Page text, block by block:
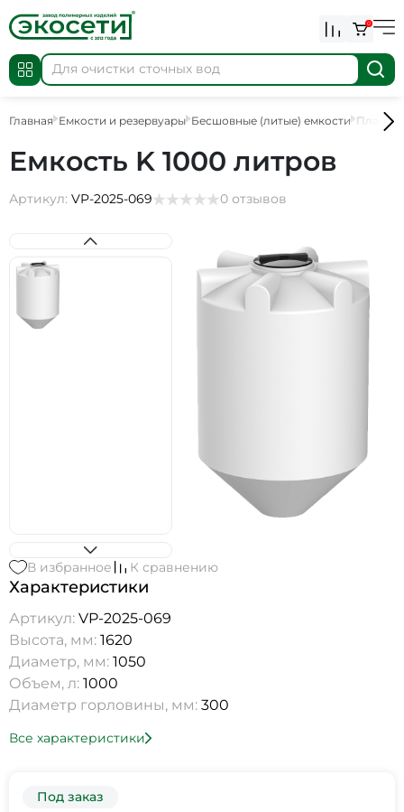
0
Главная Емкости и резервуары Бесшовные (литые) емкости
Емкость K 1000 литров
Артикул: VP-2025-069 0 отзывов
В избранное К сравнению
Характеристики
Артикул: VP-2025-069
Высота, мм: 1620
Диаметр, мм: 1050
Объем, л: 1000
Диаметр горловины, мм: 300
Все характеристики
Под заказ